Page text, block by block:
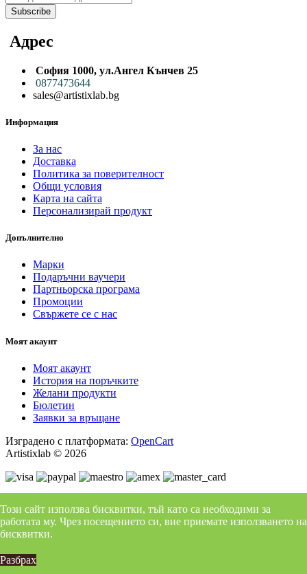
Subscribe
Адрес
София 1000, ул.Ангел Кънчев 25
0877473644
sales@artistixlab.bg
Информация
За нас
Доставка
Политика за поверителност
Общи условия
Карта на сайта
Персонализирай продукт
Допълнително
Марки
Подаръчни ваучери
Партньорска програма
Промоции
Свържете се с нас
Моят акаунт
Моят акаунт
История на поръчките
Желани продукти
Бюлетин
Заявки за връщане
Изградено с платформата: OpenCart
Artistixlab © 2026
Facebook
Instagram
Този сайт използва бисквитки, тъй като са необходими за
работата му. Чрез посещението си, вие приемате използването на
бисквитки.
Разбрах